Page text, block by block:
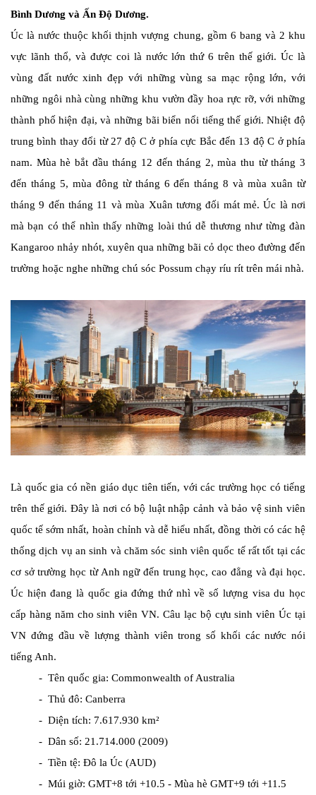
Bình Dương và Ấn Độ Dương.
Úc là nước thuộc khối thịnh vượng chung, gồm 6 bang và 2 khu
vực lãnh thổ, và được coi là nước lớn thứ 6 trên thế giới.Úc là
vùng đất nước xinh đẹp với những vùng sa mạc rộng lớn, với
những ngôi nhà cùng những khu vườn đầy hoa rực rỡ, với những
thành phố hiện đại, và những bãi biển nổi tiếng thế giới. Nhiệt độ
trung bình thay đổi từ 27 độ C ở phía cực Bắc đến 13 độ C ở phía
nam. Mùa hè bắt đầu tháng 12 đến tháng 2, mùa thu từ tháng 3
đến tháng 5, mùa đông từ tháng 6 đến tháng 8 và mùa xuân từ
tháng 9 đến tháng 11 và mùa Xuân tương đối mát mẻ. Úc là nơi
mà bạn có thể nhìn thấy những loài thú dễ thương như từng đàn
Kangaroo nhảy nhót, xuyên qua những bãi cỏ dọc theo đường đến
trường hoặc nghe những chú sóc Possum chạy ríu rít trên mái nhà.
Là quốc gia có nền giáo dục tiên tiến, với các trường học có tiếng
trên thế giới. Đây là nơi có bộ luật nhập cảnh và bảo vệ sinh viên
quốc tế sớm nhất, hoàn chỉnh và dễ hiểu nhất, đồng thời có các hệ
thống dịch vụ an sinh và chăm sóc sinh viên quốc tế rất tốt tại các
cơ sở trường học từ Anh ngữ đến trung học, cao đẳng và đại học.
Úc hiện đang là quốc gia đứng thứ nhì về số lượng visa du học
cấp hàng năm cho sinh viên VN. Câu lạc bộ cựu sinh viên Úc tại
VN đứng đầu về lượng thành viên trong số khối các nước nói
tiếng Anh.
- Tên quốc gia: Commonwealth of Australia
- Thủ đô: Canberra
- Diện tích: 7.617.930 km²
- Dân số: 21.714.000 (2009)
- Tiền tệ: Đô la Úc (AUD)
- Múi giờ: GMT+8 tới +10.5 - Mùa hè GMT+9 tới +11.5